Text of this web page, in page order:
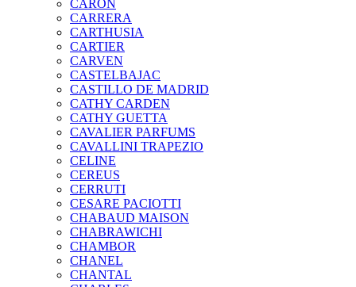
CARON
CARRERA
CARTHUSIA
CARTIER
CARVEN
CASTELBAJAC
CASTILLO DE MADRID
CATHY CARDEN
CATHY GUETTA
CAVALIER PARFUMS
CAVALLINI TRAPEZIO
CELINE
CEREUS
CERRUTI
CESARE PACIOTTI
CHABAUD MAISON
CHABRAWICHI
CHAMBOR
CHANEL
CHANTAL